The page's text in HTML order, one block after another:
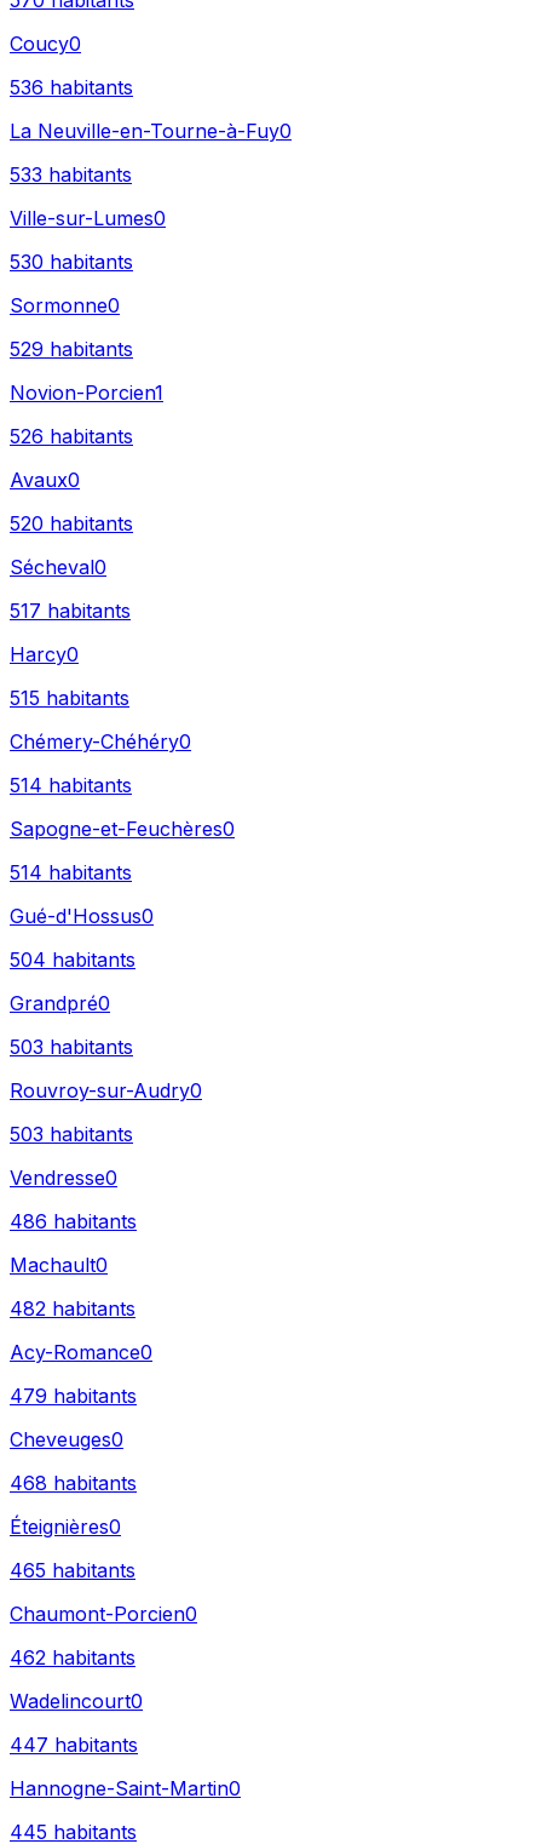
Coucy0
536 habitants
La Neuville-en-Tourne-à-Fuy0
533 habitants
Ville-sur-Lumes0
530 habitants
Sormonne0
529 habitants
Novion-Porcien1
526 habitants
Avaux0
520 habitants
Sécheval0
517 habitants
Harcy0
515 habitants
Chémery-Chéhéry0
514 habitants
Sapogne-et-Feuchères0
514 habitants
Gué-d'Hossus0
504 habitants
Grandpré0
503 habitants
Rouvroy-sur-Audry0
503 habitants
Vendresse0
486 habitants
Machault0
482 habitants
Acy-Romance0
479 habitants
Cheveuges0
468 habitants
Éteignières0
465 habitants
Chaumont-Porcien0
462 habitants
Wadelincourt0
447 habitants
Hannogne-Saint-Martin0
445 habitants